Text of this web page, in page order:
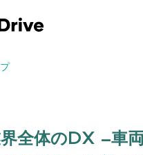
界全体のDX –車